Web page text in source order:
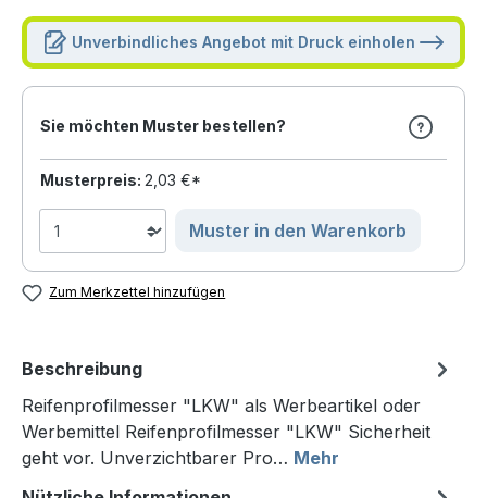
Unverbindliches Angebot mit Druck einholen
Sie möchten Muster bestellen?
Musterpreis: 2,03 €*
Muster in den Warenkorb
Zum Merkzettel hinzufügen
Beschreibung
Reifenprofilmesser "LKW" als Werbeartikel oder
Werbemittel Reifenprofilmesser "LKW" Sicherheit
geht vor. Unverzichtbarer Pro… Mehr